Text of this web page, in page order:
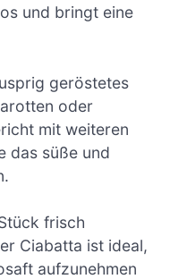
und bringt eine
geröstetes
oder
mit weiteren
das süße und
frisch
Ciabatta ist ideal,
aufzunehmen